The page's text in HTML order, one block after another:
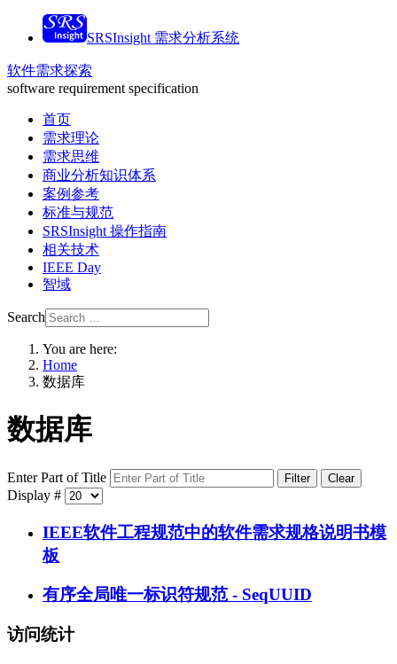
SRSInsight 需求分析系统
软件需求探索
software requirement specification
首页
需求理论
需求思维
商业分析知识体系
案例参考
标准与规范
SRSInsight 操作指南
相关技术
IEEE Day
智域
Search
You are here:
Home
数据库
数据库
Enter Part of Title Filter Clear
Display #
IEEE软件工程规范中的软件需求规格说明书模
板
有序全局唯一标识符规范 - SeqUUID
访问统计